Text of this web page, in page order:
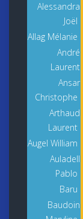
Alessandra
Joël
Allag Mélanie
André
Laurent
Ansar
Christophe
Arthaud
Laurent
Augel William
Auladell
Pablo
Baru
Baudoin